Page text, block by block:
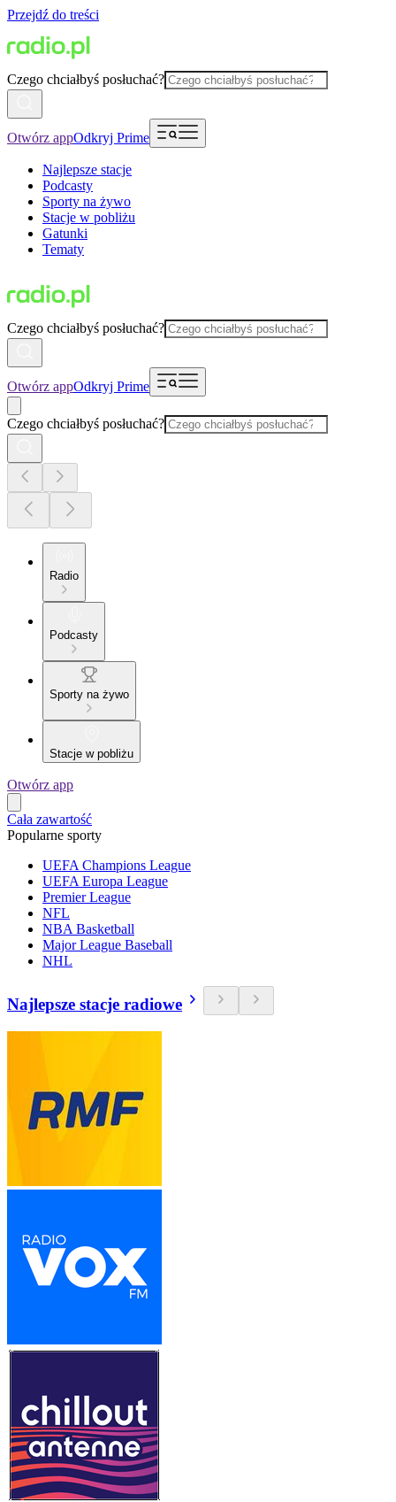
Przejdź do treści
Czego chciałbyś posłuchać?
Otwórz appOdkryj Prime
Najlepsze stacje
Podcasty
Sporty na żywo
Stacje w pobliżu
Gatunki
Tematy
Czego chciałbyś posłuchać?
Otwórz appOdkryj Prime
Czego chciałbyś posłuchać?
Radio
Podcasty
Sporty na żywo
Stacje w pobliżu
Otwórz app
Cała zawartość
Popularne sporty
UEFA Champions League
UEFA Europa League
Premier League
NFL
NBA Basketball
Major League Baseball
NHL
Najlepsze stacje radiowe